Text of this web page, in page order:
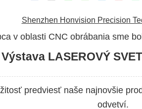
Shenzhen Honvision Precision
v oblasti CNC obrábania sme
Výstava LASEROVÝ
predviesť naše najnovšie
odvetví.